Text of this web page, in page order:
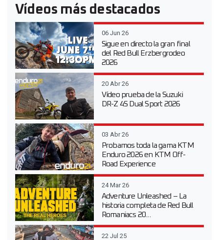
Vídeos más destacados
06 Jun 26
Sigue en directo la gran final
del Red Bull Erzbergrodeo
2026
20 Abr 26
Vídeo prueba de la Suzuki
DR-Z 4S Dual Sport 2026
03 Abr 26
Probamos toda la gama KTM
Enduro 2026 en KTM Off-
Road Experience
24 Mar 26
Adventure Unleashed – La
historia completa de Red Bull
Romaniacs 20...
22 Jul 25